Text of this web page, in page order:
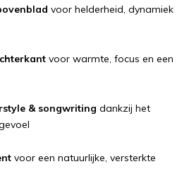
voor helderheid, dynamiek
voor warmte, focus en een
& songwriting dankzij het
voor een natuurlijke, versterkte